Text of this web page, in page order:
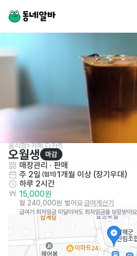
음식점>카페,디저트
오월생 마감
매장관리 · 판매
주 2일 (협의) 1개월 이상 (장기우대)
하루 2시간
15,000원
월 240,000원 벌어요급여계산기
급여가 최저임금 미달이어도 최저임금을 보장받아요